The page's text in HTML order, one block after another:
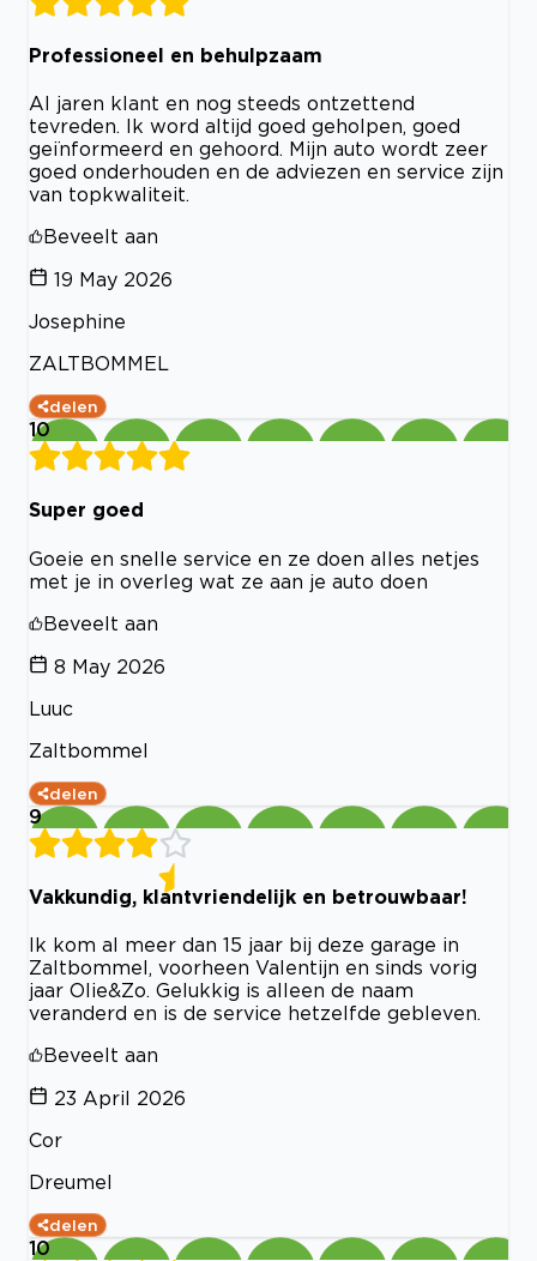
Professioneel en behulpzaam
Al jaren klant en nog steeds ontzettend
tevreden. Ik word altijd goed geholpen, goed
geïnformeerd en gehoord. Mijn auto wordt zeer
goed onderhouden en de adviezen en service zijn
van topkwaliteit.
Beveelt aan
19 May 2026
Josephine
ZALTBOMMEL
delen
10
Super goed
Goeie en snelle service en ze doen alles netjes
met je in overleg wat ze aan je auto doen
Beveelt aan
8 May 2026
Luuc
Zaltbommel
delen
9
Vakkundig, klantvriendelijk en betrouwbaar!
Ik kom al meer dan 15 jaar bij deze garage in
Zaltbommel, voorheen Valentijn en sinds vorig
jaar Olie&Zo. Gelukkig is alleen de naam
veranderd en is de service hetzelfde gebleven.
Beveelt aan
23 April 2026
Cor
Dreumel
delen
10